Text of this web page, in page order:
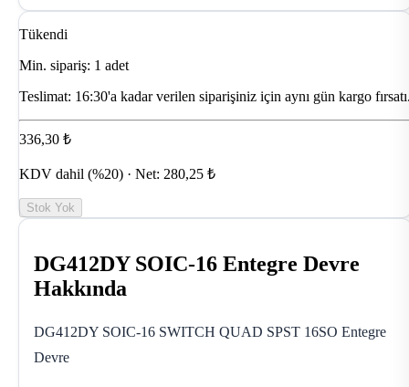
Tükendi
Min. sipariş: 1 adet
Teslimat: 16:30'a kadar verilen siparişiniz için aynı gün kargo
336,30 ₺
KDV dahil (%20) · Net: 280,25 ₺
Stok Yok
DG412DY SOIC-16 Entegre Devre
Hakkında
DG412DY SOIC-16 SWITCH QUAD SPST 16SO Entegre
Devre